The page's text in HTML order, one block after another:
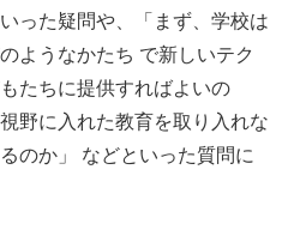
った疑問や、「まず、学校は
ようなかたち で新しいテク
たちに提供すればよいの
野に入れた教育を取り入れな
のか」 などといった質問に